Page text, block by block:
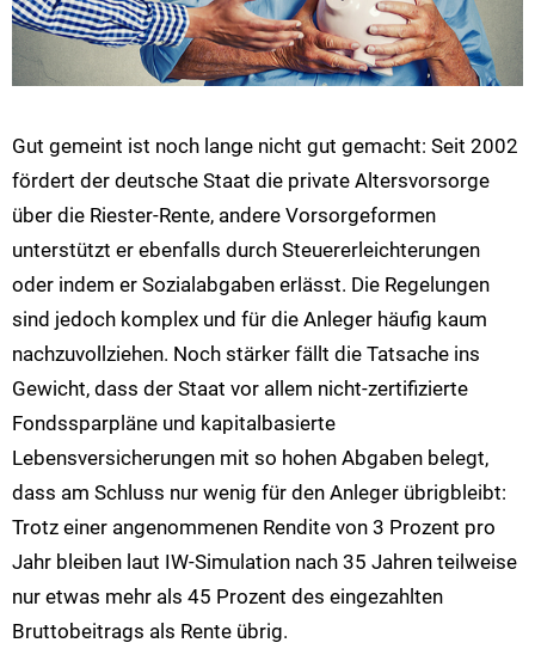
Gut gemeint ist noch lange nicht gut gemacht: Seit 2002
fördert der deutsche Staat die private Altersvorsorge
über die Riester-Rente, andere Vorsorgeformen
unterstützt er ebenfalls durch Steuererleichterungen
oder indem er Sozialabgaben erlässt. Die Regelungen
sind jedoch komplex und für die Anleger häufig kaum
nachzuvollziehen. Noch stärker fällt die Tatsache ins
Gewicht, dass der Staat vor allem nicht-zertifizierte
Fondssparpläne und kapitalbasierte
Lebensversicherungen mit so hohen Abgaben belegt,
dass am Schluss nur wenig für den Anleger übrigbleibt:
Trotz einer angenommenen Rendite von 3 Prozent pro
Jahr bleiben laut IW-Simulation nach 35 Jahren teilweise
nur etwas mehr als 45 Prozent des eingezahlten
Bruttobeitrags als Rente übrig.